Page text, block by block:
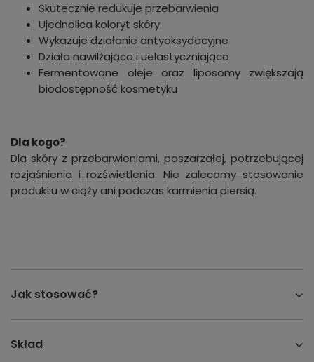
Skutecznie redukuje przebarwienia
Ujednolica koloryt skóry
Wykazuje działanie antyoksydacyjne
Działa nawilżająco i uelastyczniająco
Fermentowane oleje oraz liposomy zwiększają
biodostępność kosmetyku
Dla kogo?
Dla skóry z przebarwieniami, poszarzałej, potrzebującej
rozjaśnienia i rozświetlenia. Nie zalecamy stosowanie
produktu w ciąży ani podczas karmienia piersią.
Jak stosować?
Skład